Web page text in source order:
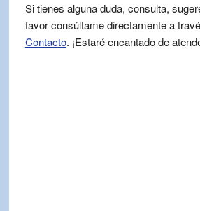
Si tienes alguna duda, consulta,
favor consúltame directamente a
Contacto. ¡Estaré encantado de